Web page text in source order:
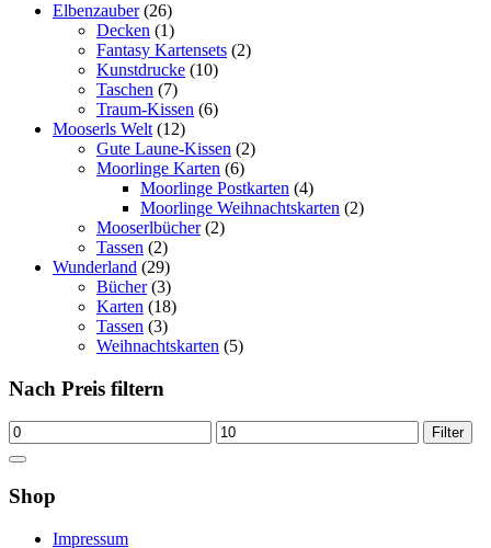
Elbenzauber (26)
Decken (1)
Fantasy Kartensets (2)
Kunstdrucke (10)
Taschen (7)
Traum-Kissen (6)
Mooserls Welt (12)
Gute Laune-Kissen (2)
Moorlinge Karten (6)
Moorlinge Postkarten (4)
Moorlinge Weihnachtskarten (2)
Mooserlbücher (2)
Tassen (2)
Wunderland (29)
Bücher (3)
Karten (18)
Tassen (3)
Weihnachtskarten (5)
Nach Preis filtern
Min.
Preis
Max.
Preis
Filter
Shop
Impressum